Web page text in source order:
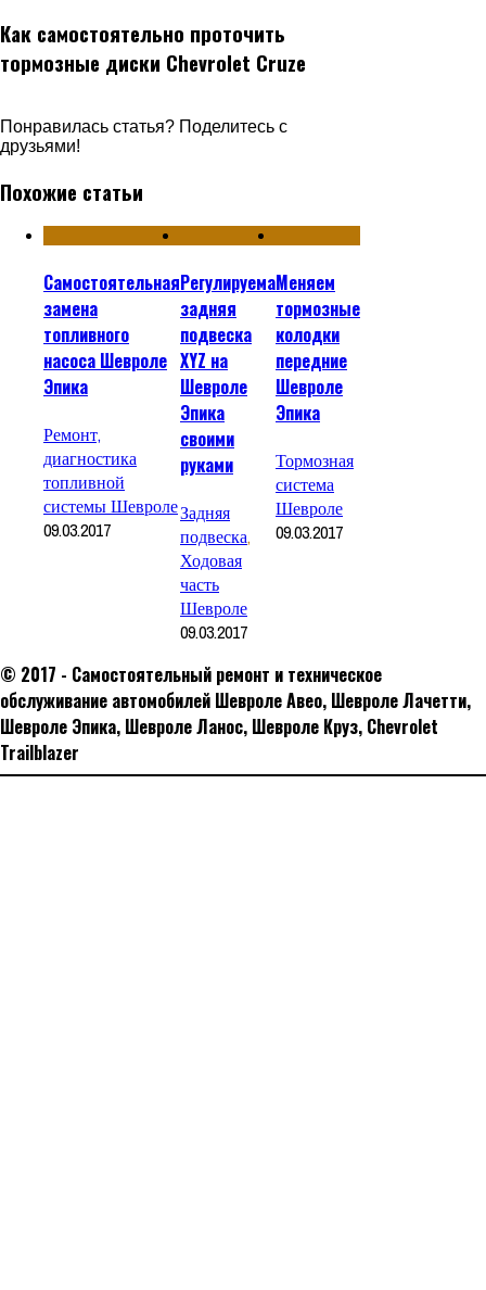
Как самостоятельно проточить
тормозные диски Chevrolet Cruze
Понравилась статья? Поделитесь с
друзьями!
Похожие статьи
Самостоятельная
замена
топливного
насоса Шевроле
Эпика
Ремонт,
диагностика
топливной
системы Шевроле
09.03.2017
Регулируема
задняя
подвеска
XYZ на
Шевроле
Эпика
своими
руками
Задняя
подвеска,
Ходовая
часть
Шевроле
09.03.2017
Меняем
тормозные
колодки
передние
Шевроле
Эпика
Тормозная
система
Шевроле
09.03.2017
© 2017 - Самостоятельный ремонт и техническое
обслуживание автомобилей Шевроле Авео, Шевроле Лачетти,
Шевроле Эпика, Шевроле Ланос, Шевроле Круз, Сhevrolet
Trailblazer